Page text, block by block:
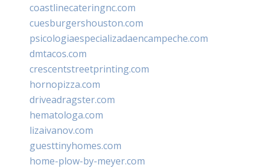
coastlinecateringnc.com
cuesburgershouston.com
psicologiaespecializadaencampeche.com
dmtacos.com
crescentstreetprinting.com
hornopizza.com
driveadragster.com
hematologa.com
lizaivanov.com
guesttinyhomes.com
home-plow-by-meyer.com